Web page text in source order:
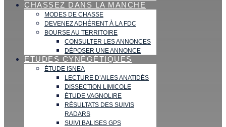
CHASSEZ DANS LA MANCHE
MODES DE CHASSE
DEVENEZ ADHÉRENT À LA FDC
BOURSE AU TERRITOIRE
CONSULTER LES ANNONCES
DÉPOSER UNE ANNONCE
ETUDES CYNÉGÉTIQUES
ÉTUDE ISNEA
LECTURE D’AILES ANATIDÉS
DISSECTION LIMICOLE
ÉTUDE VAGNOLIRE
RÉSULTATS DES SUIVIS
RADARS
SUIVI BALISES GPS